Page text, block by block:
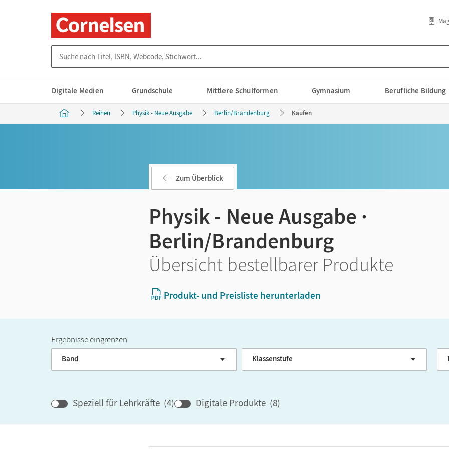
Digitale Medien Grundschule Mittlere Schulformen Gymnasium Berufliche Bildung
Reihen Physik - Neue Ausgabe Berlin/Brandenburg Kaufen
Zum Überblick
Physik - Neue Ausgabe ·
Berlin/Brandenburg
Übersicht bestellbarer Produkte
Produkt- und Preisliste herunterladen
Ergebnisse eingrenzen
Band Klassenstufe
Speziell für Lehrkräfte (4) Digitale Produkte (8)